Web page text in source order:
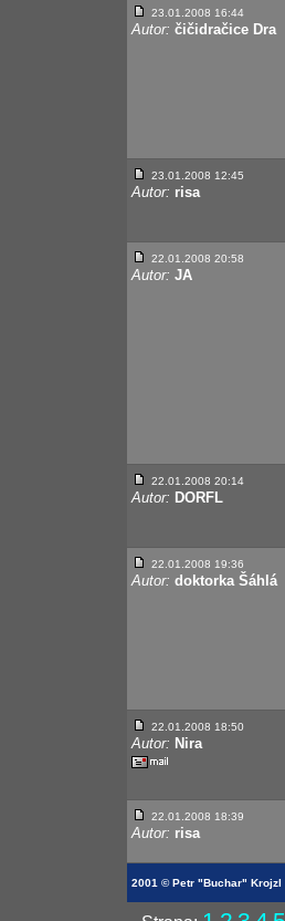
23.01.2008 16:44
Autor: čičidračice Dra
23.01.2008 12:45
Autor: risa
22.01.2008 20:58
Autor: JA
22.01.2008 20:14
Autor: DORFL
22.01.2008 19:36
Autor: doktorka Šáhlá
22.01.2008 18:50
Autor: Nira
22.01.2008 18:39
Autor: risa
2001 © Petr "Buchar" Krojzl